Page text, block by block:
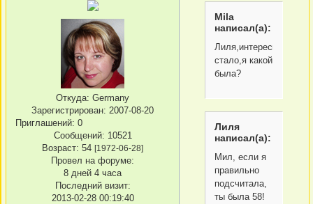
Откуда: Germany
Зарегистрирован: 2007-08-20
Приглашений: 0
Сообщений: 10521
Возраст: 54 [1972-06-28]
Провел на форуме:
8 дней 4 часа
Последний визит:
2013-02-28 00:19:40
Mila
написал(а):
Лиля,интересно
стало,я какой
была?
Лиля
написал(а):
Мил, если я
правильно
подсчитала,
ты была 58!